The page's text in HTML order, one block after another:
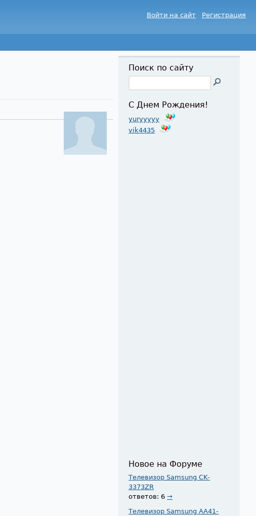
Войти на сайт Регистрация
Поиск по сайту
С Днем Рождения!
yuryyyyy
vik4435
Новое на Форуме
Телевизор Samsung CK-
3373ZR
ответов: 6→
Телевизор Samsung AA41-